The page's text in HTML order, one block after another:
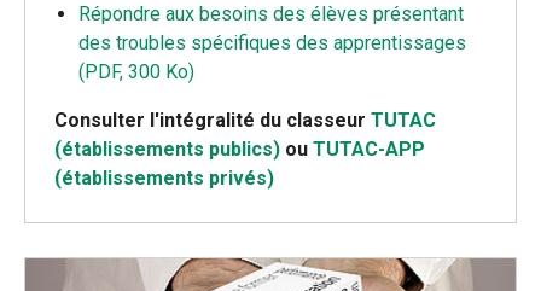
Répondre aux besoins des élèves présentant
des troubles spécifiques des apprentissages
(PDF, 300 Ko)
Consulter l'intégralité du classeur TUTAC
(établissements publics) ou TUTAC-APP
(établissements privés)